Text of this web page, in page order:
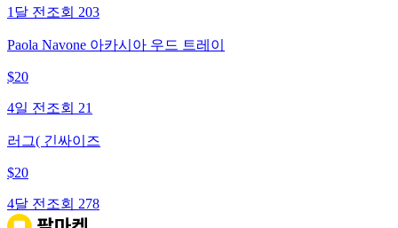
1달 전 조회 203
Paola Navone 아카시아 우드 트레이
$20
4일 전 조회 21
러그( 긴싸이즈
$20
4달 전 조회 278